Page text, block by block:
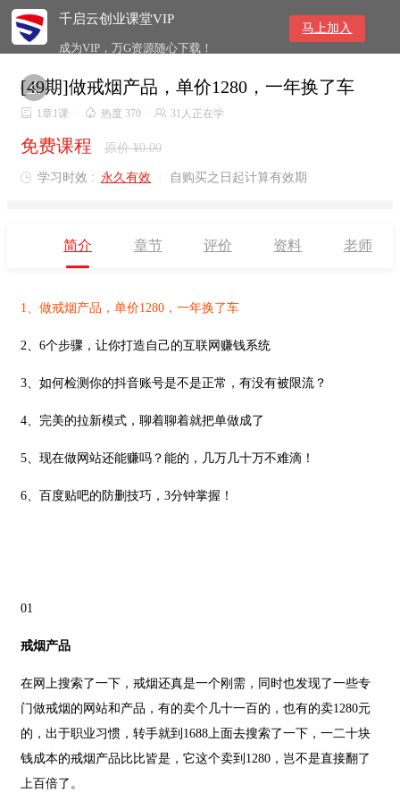
千启云创业课堂VIP
成为VIP，万G资源随心下载！
马上加入

[49期]做戒烟产品，单价1280，一年换了车​
 1章1课  热度 370  31人正在学
免费课程 原价 ¥0.00
 学习时效 : 永久有效 自购买之日起计算有效期
简介 章节 评价 资料 老师
1、 做戒烟产品，单价1280，一年换了车
2、6个步骤，让你打造自己的互联网赚钱系统
3、如何检测你的抖音账号是不是正常，有没有被限流？
4、完美的拉新模式，聊着聊着就把单做成了
5、现在做网站还能赚吗？能的，几万几十万不难滴！
6、 百度贴吧的防删技巧，3分钟掌握！
01
戒烟产品
在网上搜索了一下，戒烟还真是一个刚需，同时也发现了一些专
门做戒烟的网站和产品，有的卖个几十一百的，也有的卖1280元
的，出于职业习惯，转手就到1688上面去搜索了一下，一二十块
钱成本的戒烟产品比比皆是，它这个卖到1280，岂不是直接翻了
上百倍了。